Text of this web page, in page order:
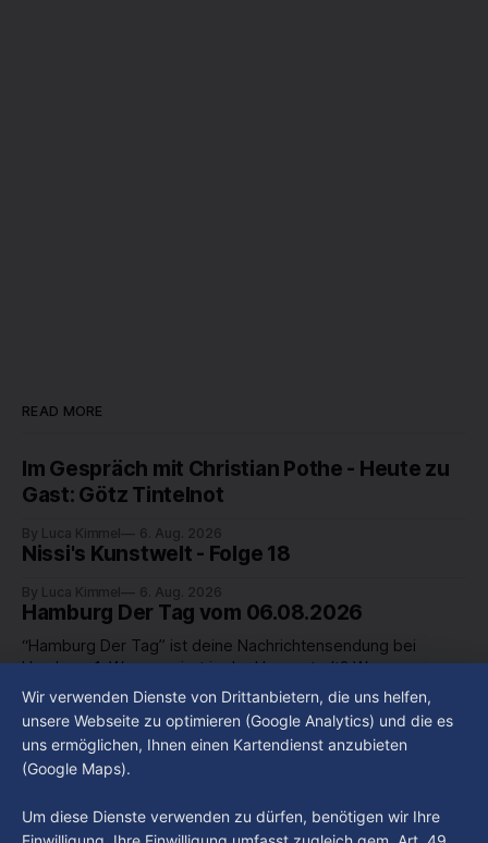
READ MORE
Im Gespräch mit Christian Pothe - Heute zu
Gast: Götz Tintelnot
By Luca Kimmel 6. Aug. 2026
Nissi's Kunstwelt - Folge 18
By Luca Kimmel 6. Aug. 2026
Hamburg Der Tag vom 06.08.2026
“Hamburg Der Tag” ist deine Nachrichtensendung bei
Hamburg 1. Was passiert in der Hansestadt? Was
beschäftigt die Hamburgerinnen und Hamburger? Was steht
in unserer Stadt an? Fragen, die von Montag bis Freitag LIVE
um 18 Uhr beantwortet werden - auf YouTube und im TV.
By Luca Kimmel 6. Aug. 2026
Hamburg Der Tag vom 05.08.2026
“Hamburg Der Tag” ist deine Nachrichtensendung bei
Hamburg 1. Was passiert in der Hansestadt? Was
in unserer Stadt an? Fragen, die von Montag bis Freitag LIVE
By Luca Kimmel 5. Aug. 2026
Wir verwenden Dienste von Drittanbietern, die uns helfen,
unsere Webseite zu optimieren (Google Analytics) und die es
uns ermöglichen, Ihnen einen Kartendienst anzubieten
(Google Maps).
Um diese Dienste verwenden zu dürfen, benötigen wir Ihre